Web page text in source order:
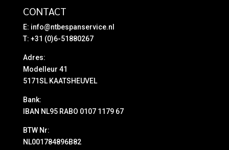
CONTACT
E: info@ntbespanservice.nl
T: +31 (0)6-51880267
Adres:
Modelleur 41
5171SL KAATSHEUVEL
Bank:
IBAN NL95 RABO 0107 1179 67
BTW Nr:
NL001784896B82